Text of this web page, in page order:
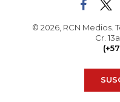
© 2026, RCN Medios.
Cr.